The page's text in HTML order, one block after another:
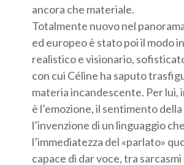
ancora che materiale.
Totalmente nuovo nel
ed europeo è stato poi il modo
realistico e visionario,
con cui Céline ha saputo
materia incandescente. Per lui,
è l’emozione, il sentimento
l’invenzione di un linguaggio
l’immediatezza del «parlato»
capace di dar voce, tra sarcasmi